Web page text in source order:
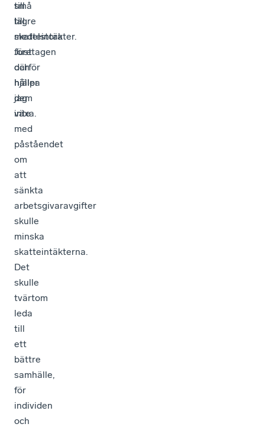
små
till
medelstora
företagen
och
hjälpa
dem
växa.
till
lägre
skatteintäkter.
Just
därför
håller
jag
inte
med
påståendet
om
att
sänkta
arbetsgivaravgifter
skulle
minska
skatteintäkterna.
Det
skulle
tvärtom
leda
till
ett
bättre
samhälle,
för
individen
och